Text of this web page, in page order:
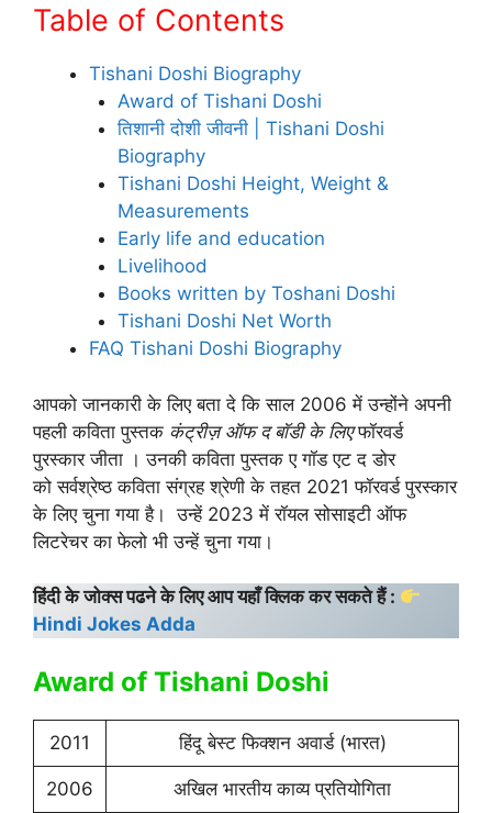
Table of Contents
Tishani Doshi Biography
Award of Tishani Doshi
तिशानी दोशी जीवनी | Tishani Doshi
Biography
Tishani Doshi Height, Weight &
Measurements
Early life and education
Livelihood
Books written by Toshani Doshi
Tishani Doshi Net Worth
FAQ Tishani Doshi Biography
आपको जानकारी के लिए बता दे कि साल 2006 में उन्होंने अपनी
पहली कविता पुस्तक कंट्रीज़ ऑफ द बॉडी के लिएफॉरवर्ड
पुरस्कार जीता । उनकी कविता पुस्तक ए गॉड एट द डोर
को सर्वश्रेष्ठ कविता संग्रह श्रेणी के तहत 2021 फॉरवर्ड पुरस्कार
के लिए चुना गया है। उन्हें 2023 में रॉयल सोसाइटी ऑफ
लिटरेचर का फेलो भी उन्हें चुना गया।
हिंदी के जोक्स पढने के लिए आप यहाँ क्लिक कर सकते हैं :
Hindi Jokes Adda
Award of Tishani Doshi
2011 हिंदू बेस्ट फिक्शन अवार्ड (भारत)
2006 अखिल भारतीय काव्य प्रतियोगिता